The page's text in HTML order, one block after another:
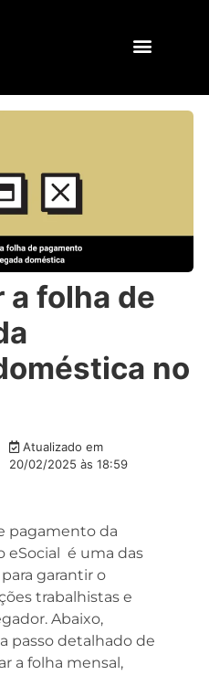
a folha de
no
Atualizado em
20/02/2025 às 18:59
pagamento da
eSocial é uma das
garantir o
trabalhistas e
Abaixo,
passo detalhado de
a folha mensal,